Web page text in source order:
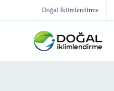
Doğal İklimlendirme